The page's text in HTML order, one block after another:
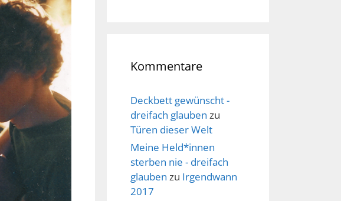
Kommentare
Deckbett gewünscht -
dreifach glauben zu
Türen dieser Welt
Meine Held*innen
sterben nie - dreifach
glauben zu Irgendwann
2017